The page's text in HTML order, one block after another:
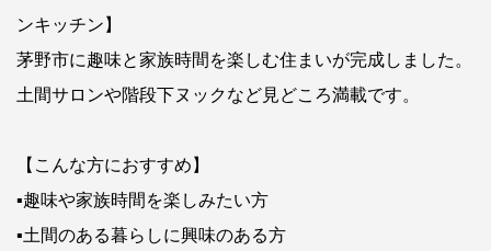
ンキッチン】
茅野市に趣味と家族時間を楽しむ住まいが完成しました。
土間サロンや階段下ヌックなど見どころ満載です。
【こんな方におすすめ】
▪趣味や家族時間を楽しみたい方
▪土間のある暮らしに興味のある方